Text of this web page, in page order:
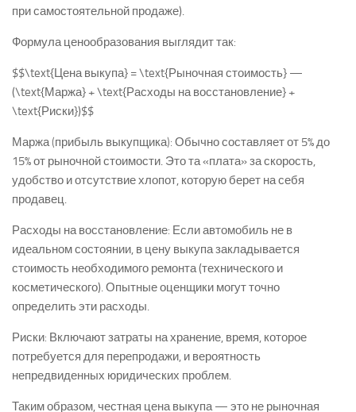
при самостоятельной продаже).
Формула ценообразования выглядит так:
$$\text{Цена выкупа} = \text{Рыночная стоимость} —
(\text{Маржа} + \text{Расходы на восстановление} +
\text{Риски})$$
Маржа (прибыль выкупщика): Обычно составляет от 5% до
15% от рыночной стоимости. Это та «плата» за скорость,
удобство и отсутствие хлопот, которую берет на себя
продавец.
Расходы на восстановление: Если автомобиль не в
идеальном состоянии, в цену выкупа закладывается
стоимость необходимого ремонта (технического и
косметического). Опытные оценщики могут точно
определить эти расходы.
Риски: Включают затраты на хранение, время, которое
потребуется для перепродажи, и вероятность
непредвиденных юридических проблем.
Таким образом, честная цена выкупа— это не рыночная